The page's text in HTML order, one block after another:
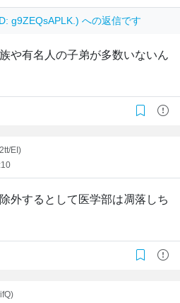
g9ZEQsAPLK.) への返信です
や有名人の子弟が多数いないん
EI)
外するとして医学部は凋落しち